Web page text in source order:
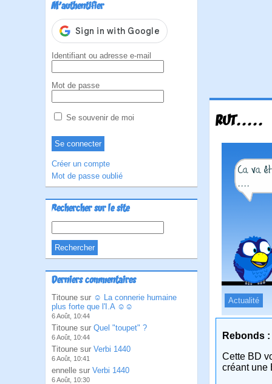
M'authentifier
Identifiant ou adresse e-mail
Mot de passe
Se souvenir de moi
Créer un compte
Mot de passe oublié
Rechercher sur le site
Derniers commentaires
Titoune sur ☺ La connerie humaine
plus forte que l'I.A ☺☺
6 Août, 10:44
Titoune sur Quel "toupet" ?
6 Août, 10:44
Titoune sur Verbi 1440
6 Août, 10:41
ennelle sur Verbi 1440
6 Août, 10:30
RUT.....
Actualité
Rebonds :
Cette BD
créant une